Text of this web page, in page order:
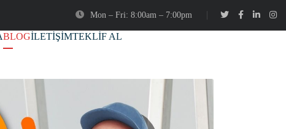
Mon – Fri: 8:00am – 7:00pm
BLOGİLETİŞİMTEKLİF AL